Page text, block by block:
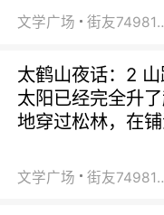
文学广场 街友
太鹤山夜话：2 山
太阳已经完全升
地穿过松林，在
文学广场 街友